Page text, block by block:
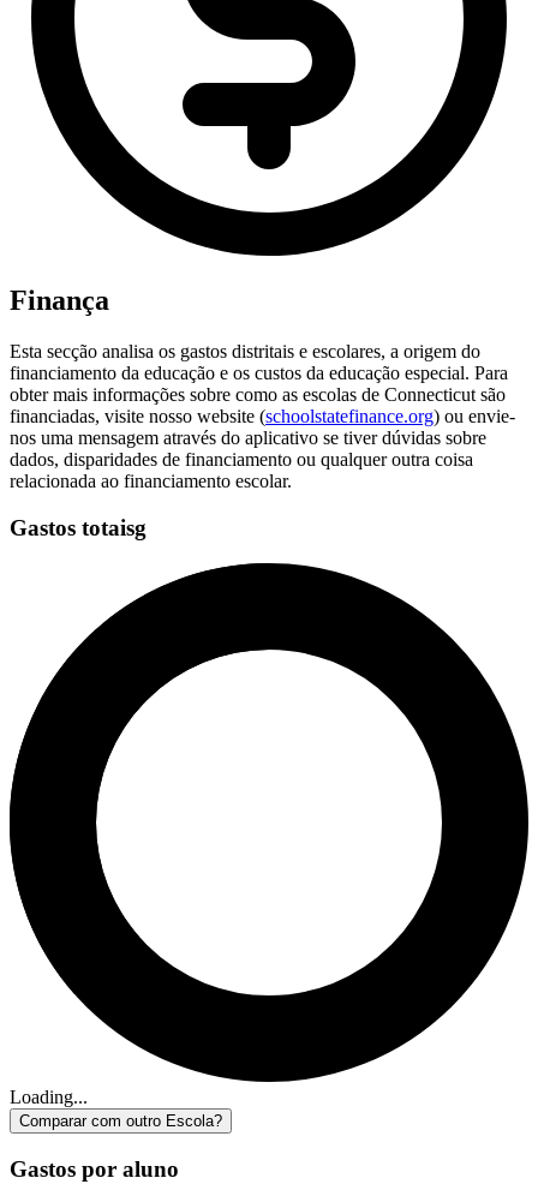
Finança
Esta secção analisa os gastos distritais e escolares, a origem do
financiamento da educação e os custos da educação especial. Para
obter mais informações sobre como as escolas de Connecticut são
financiadas, visite nosso website (schoolstatefinance.org) ou envie-
nos uma mensagem através do aplicativo se tiver dúvidas sobre
dados, disparidades de financiamento ou qualquer outra coisa
relacionada ao financiamento escolar.
Gastos totaisg
Loading...
Comparar com outro Escola?
Gastos por aluno